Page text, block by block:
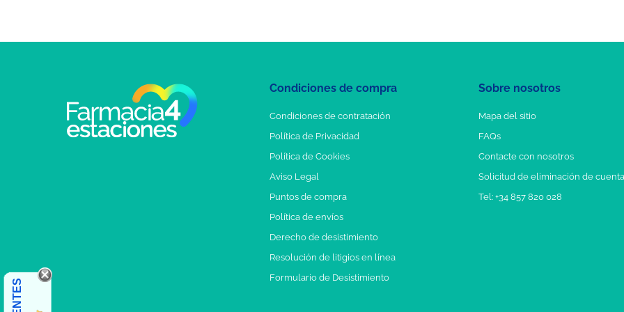
Condiciones de compra
Condiciones de contratación
Política de Privacidad
Política de Cookies
Aviso Legal
Puntos de compra
Política de envíos
Derecho de desistimiento
Resolución de litigios en línea
Formulario de Desistimiento
Sobre nosotros
Mapa del sitio
FAQs
Contacte con nosotros
Solicitud de eliminación de cuenta
Tel: +34 857 820 028